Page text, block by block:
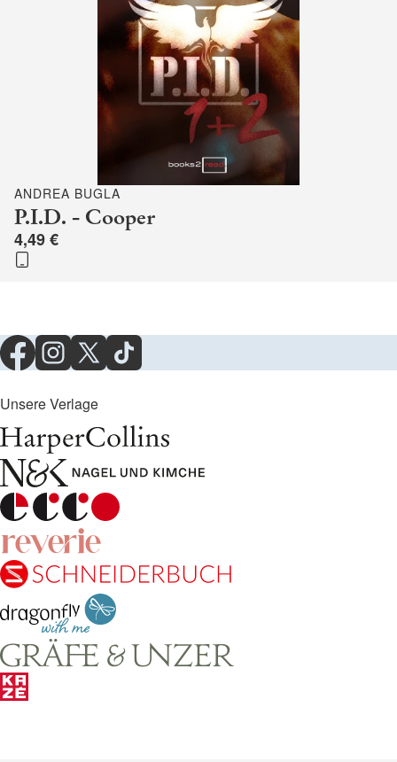
ANDREA BUGLA
P.I.D. - Cooper
4,49 €
Unsere Verlage